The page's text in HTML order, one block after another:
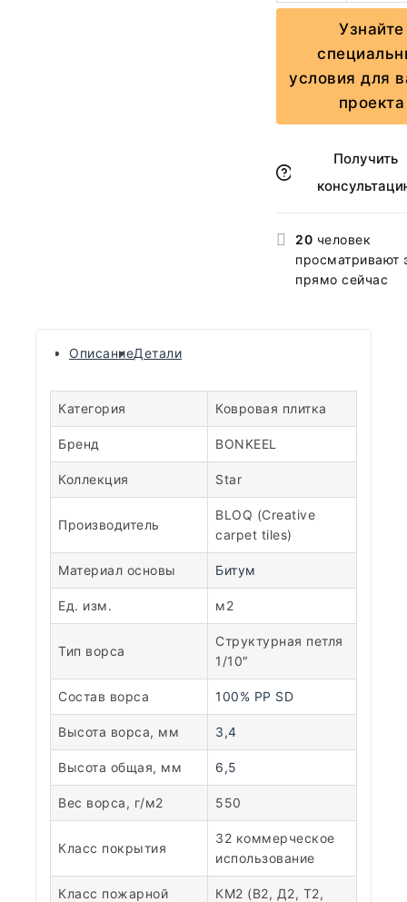
Узнайте
условия для
проекта
Получить
20 человек
просматривают
прямо сейчас
ОписаниеДетали
Категория Ковровая плитка
Бренд BONKEEL
Коллекция Star
Производитель
BLOQ (Creative
carpet tiles)
Материал основы Битум
Ед. изм. м2
Тип ворса
Структурная петля
1/10″
Состав ворса 100% PP SD
Высота ворса, мм 3,4
Высота общая, мм 6,5
Вес ворса, г/м2 550
Класс покрытия
32 коммерческое
использование
Класс пожарной
КМ2 (В2, Д2, Т2,